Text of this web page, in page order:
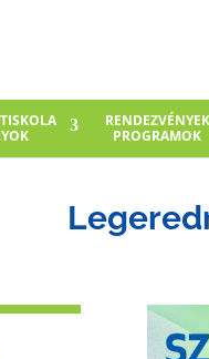
RENDEZVÉNYEK
PROGRAMOK